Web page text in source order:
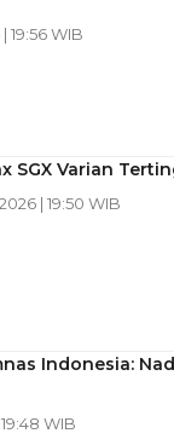
19:56 WIB
SGX Varian
| 19:50 WIB
Indonesia:
WIB